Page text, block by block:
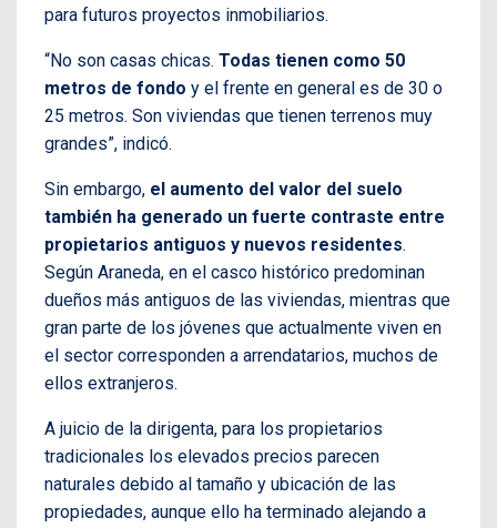
para futuros proyectos inmobiliarios.
“No son casas chicas. Todas tienen como 50
metros de fondo y el frente en general es de 30 o
25 metros. Son viviendas que tienen terrenos muy
grandes”, indicó.
Sin embargo, el aumento del valor del suelo
también ha generado un fuerte contraste entre
propietarios antiguos y nuevos residentes.
Según Araneda, en el casco histórico predominan
dueños más antiguos de las viviendas, mientras que
gran parte de los jóvenes que actualmente viven en
el sector corresponden a arrendatarios, muchos de
ellos extranjeros.
A juicio de la dirigenta, para los propietarios
tradicionales los elevados precios parecen
naturales debido al tamaño y ubicación de las
propiedades, aunque ello ha terminado alejando a